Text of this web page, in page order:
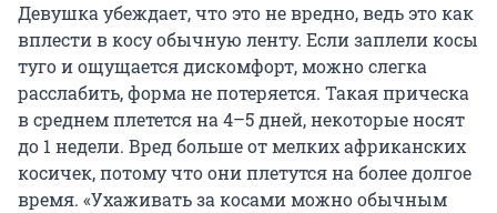
Девушка убеждает, что это не вредно, ведь это как
вплести в косу обычную ленту. Если заплели косы
туго и ощущается дискомфорт, можно слегка
расслабить, форма не потеряется. Такая прическа
в среднем плетется на 4–5 дней, некоторые носят
до 1 недели. Вред больше от мелких африканских
косичек, потому что они плетутся на более долгое
время. «Ухаживать за косами можно обычным